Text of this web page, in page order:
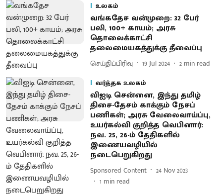
உலகம்
வங்கதேச வன்முறை: 32 பேர்
பலி, 100+ காயம்; அரசு
தொலைக்காட்சி
தலைமையகத்துக்கு தீவைப்பு
செய்திப்பிரிவு 19 Jul 2024 2 min read
வர்த்தக உலகம்
விஐடி சென்னை, இந்து தமிழ்
திசை-தேசம் காக்கும் நேசப்
பணிகள்; அரசு வேலைவாய்ப்பு,
உயர்கல்வி குறித்த வெபினார்:
நவ. 25, 26-ம் தேதிகளில்
இணையவழியில்
நடைபெறுகிறது
Sponsored Content
24 Nov 2023
1 min read